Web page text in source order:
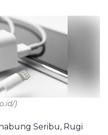
)
Seribu, Rugi